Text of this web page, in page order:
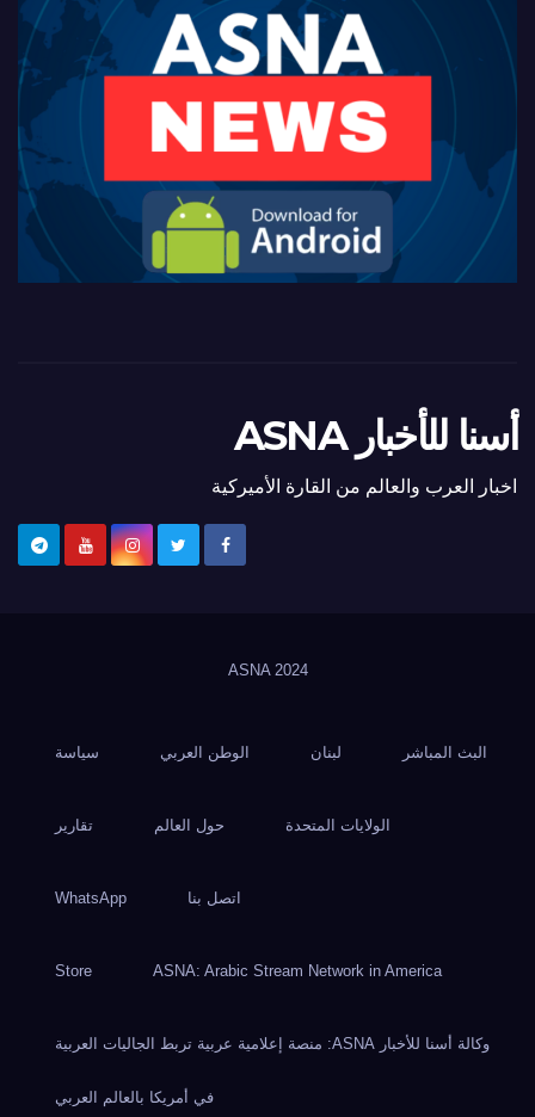
أسنا للأخبار ASNA
اخبار العرب والعالم من القارة الأميركية
ASNA 2024
البث المباشر لبنان الوطن العربي سياسة
الولايات المتحدة حول العالم تقارير
اتصل بنا WhatsApp
ASNA: Arabic Stream Network in America
Store
وكالة أسنا للأخبار ASNA: منصة إعلامية عربية تربط الجاليات العربية
في أمريكا بالعالم العربي